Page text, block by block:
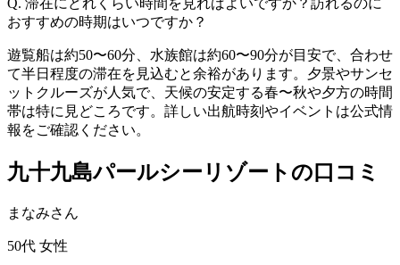
おすすめの時期はいつですか？
遊覧船は約50〜60分、水族館は約60〜90分が目安で、合わせ
て半日程度の滞在を見込むと余裕があります。夕景やサンセ
ットクルーズが人気で、天候の安定する春〜秋や夕方の時間
帯は特に見どころです。詳しい出航時刻やイベントは公式情
報をご確認ください。
九十九島パールシーリゾートの口コミ
まなみさん
50代 女性